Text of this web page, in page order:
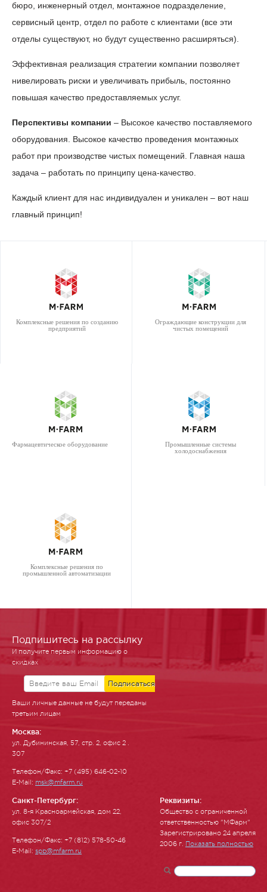
бюро, инженерный отдел, монтажное подразделение,
сервисный центр, отдел по работе с клиентами (все эти
отделы существуют, но будут существенно расширяться).
Эффективная реализация стратегии компании позволяет
нивелировать риски и увеличивать прибыль, постоянно
повышая качество предоставляемых услуг.
Перспективы компании – Высокое качество поставляемого
оборудования. Высокое качество проведения монтажных
работ при производстве чистых помещений. Главная наша
задача – работать по принципу цена-качество.
Каждый клиент для нас индивидуален и уникален – вот наш
главный принцип!
Комплексные решения по созданию
предприятий
Ограждающие конструкции для
чистых помещений
Фармацевтическое оборудование
Промышленные системы
холодоснабжения
Комплексные решения по
промышленной автоматизации
Подпишитесь на рассылку
И получите первым информацию о
скидках
Ваши личные данные не будут переданы
третьим лицам
Москва:
ул. Ду­бинин­ская, 57, стр. 2, офис 2 .
307
Телефон/Факс: +7 (495) 646-02-10
E-Mail: msk@mfarm.ru
Санкт-Петербург:
ул. 8-я Красноармейская, дом 22,
офис 307/2
Телефон/Факс: +7 (812) 578-50-46
E-Mail: spb@mfarm.ru
Реквизиты:
Общество с ограниченной
ответственностью "МФарм"
Зарегистрировано 24 апреля
2006 г. Показать полностью